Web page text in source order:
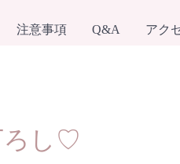
注意事項 Q&A アク
ろし♡